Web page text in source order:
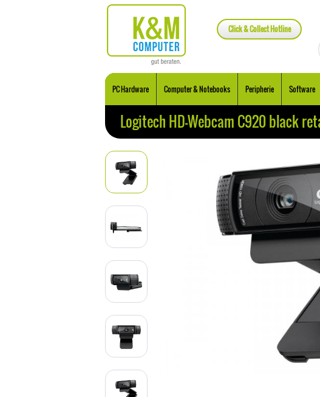
Click & Collect Hotline
PC Hardware Computer & Notebooks Peripherie Software
Logitech HD-Webcam C920 black